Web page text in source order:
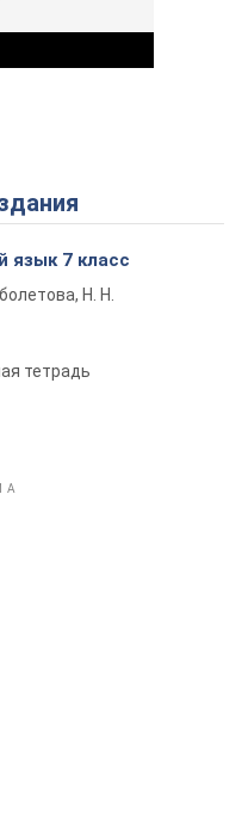
Video
язык 7 класс
Н. Н.
тетрадь